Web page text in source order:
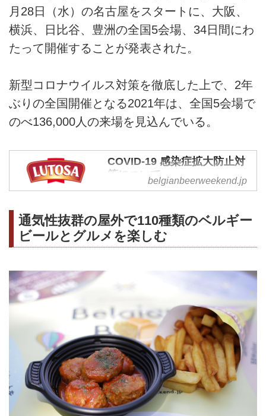
月28日（水）の名古屋をスタートに、大阪、
横浜、日比谷、豊洲の全国5会場、34日間にわ
たって開催することが発表された。
新型コロナウイルス対策を徹底した上で、2年
ぶりの全国開催となる2021年は、全国5会場で
のべ136,000人の来場を見込んでいる。
COVID-19 感染症拡大防止対
策について
当イベント独自のガイドラインを
belgianbeerweekend.jp
通気性抜群の屋外で110種類のベルギー
ビールとグルメを楽しむ